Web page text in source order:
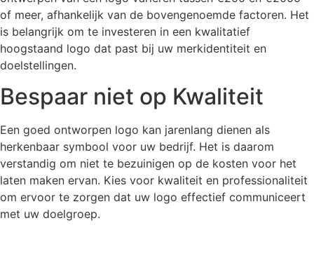
of meer, afhankelijk van de bovengenoemde factoren. Het
is belangrijk om te investeren in een kwalitatief
hoogstaand logo dat past bij uw merkidentiteit en
doelstellingen.
Bespaar niet op Kwaliteit
Een goed ontworpen logo kan jarenlang dienen als
herkenbaar symbool voor uw bedrijf. Het is daarom
verstandig om niet te bezuinigen op de kosten voor het
laten maken ervan. Kies voor kwaliteit en professionaliteit
om ervoor te zorgen dat uw logo effectief communiceert
met uw doelgroep.